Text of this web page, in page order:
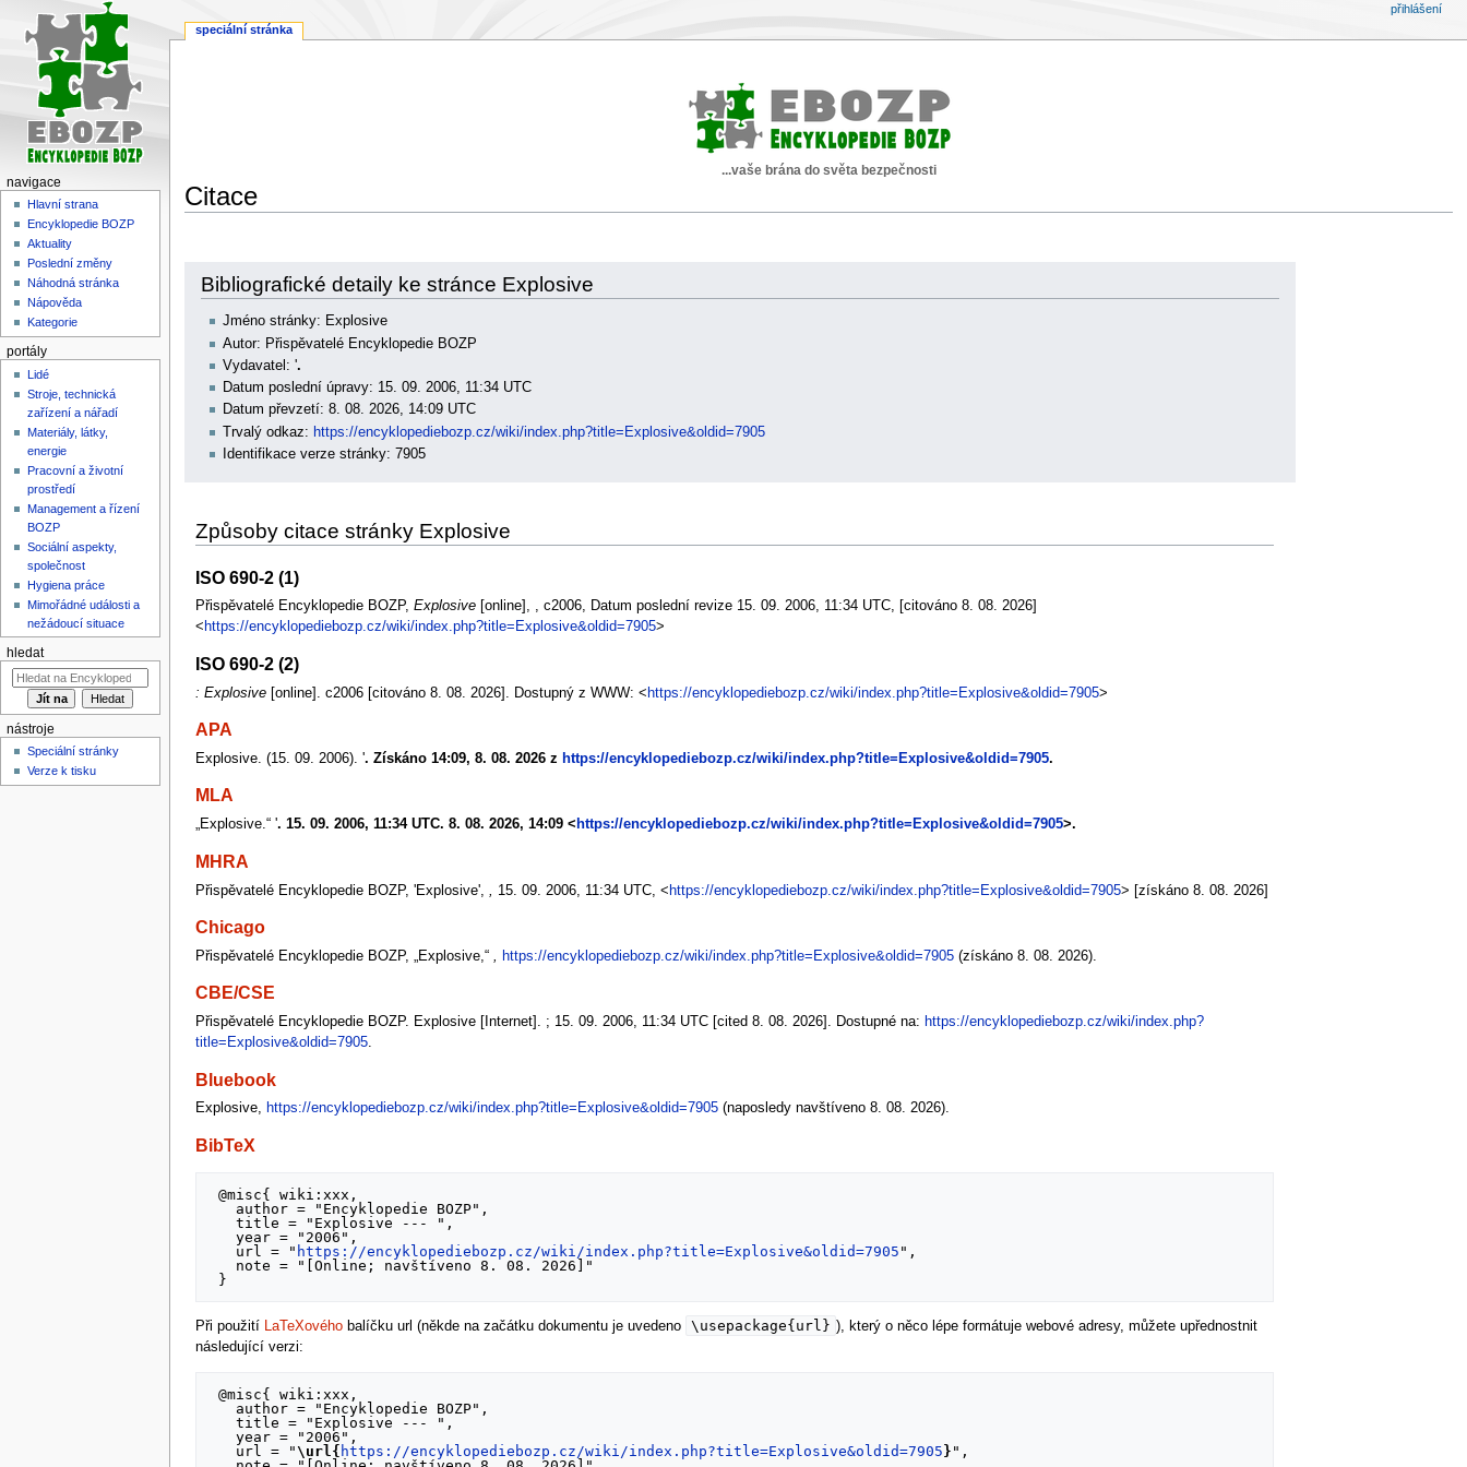
...vaše brána do světa bezpečnosti
Citace
navigaci
vyhledávání
Bibliografické detaily ke stránce Explosive
Jméno stránky: Explosive
Autor: Přispěvatelé Encyklopedie BOZP
Vydavatel: '.
Datum poslední úpravy: 15. 09. 2006, 11:34 UTC
Datum převzetí: 8. 08. 2026, 14:09 UTC
Trvalý odkaz: https://encyklopediebozp.cz/wiki/index.php?title=Explosive&oldid=7905
Identifikace verze stránky: 7905
Způsoby citace stránky Explosive
ISO 690-2 (1)
Přispěvatelé Encyklopedie BOZP, Explosive[online], , c2006, Datum poslední revize 15. 09. 2006, 11:34 UTC, [citováno 8. 08. 2026]
< https://encyklopediebozp.cz/wiki/index.php?title=Explosive&oldid=7905>
ISO 690-2 (2)
: Explosive[online]. c2006 [citováno 8. 08. 2026]. Dostupný z WWW: < https://encyklopediebozp.cz/wiki/index.php?title=Explosive&oldid=7905>
APA
Explosive. (15. 09. 2006). '. Získáno 14:09, 8. 08. 2026 z https://encyklopediebozp.cz/wiki/index.php?title=Explosive&oldid=7905.
MLA
„Explosive.“ '. 15. 09. 2006, 11:34 UTC. 8. 08. 2026, 14:09 < https://encyklopediebozp.cz/wiki/index.php?title=Explosive&oldid=7905>.
MHRA
Přispěvatelé Encyklopedie BOZP, 'Explosive', 15. 09. 2006, 11:34 UTC, < https://encyklopediebozp.cz/wiki/index.php?title=Explosive&oldid=7905> [získáno 8. 08. 2026]
Chicago
Přispěvatelé Encyklopedie BOZP, „Explosive,“ , https://encyklopediebozp.cz/wiki/index.php?title=Explosive&oldid=7905(získáno 8. 08. 2026).
CBE/CSE
Přispěvatelé Encyklopedie BOZP. Explosive [Internet]. ; 15. 09. 2006, 11:34 UTC [cited 8. 08. 2026]. Dostupné na: https://encyklopediebozp.cz/wiki/index.php?
title=Explosive&oldid=7905.
Bluebook
Explosive, https://encyklopediebozp.cz/wiki/index.php?title=Explosive&oldid=7905(naposledy navštíveno 8. 08. 2026).
BibTeX
@misc{ wiki:xxx,
   title = "Explosive --- ",
   year = "2006",
   url = "
https://encyklopediebozp.cz/wiki/index.php?title=Explosive&oldid=7905 ",
Při použití LaTeXovéhobalíčku url (někde na začátku dokumentu je uvedeno \usepackage{url} ), který o něco lépe formátuje webové adresy, můžete upřednostnit
následující verzi:
@misc{ wiki:xxx,
   title = "Explosive --- ",
   year = "2006",
   url = "
\url{ https://encyklopediebozp.cz/wiki/index.php?title=Explosive&oldid=7905 } ",
speciální stránka
přihlášení
navigace
Hlavní strana
Encyklopedie BOZP
Aktuality
Poslední změny
Náhodná stránka
Nápověda
Kategorie
portály
Lidé
Stroje, technická
zařízení a nářadí
Materiály, látky,
energie
Pracovní a životní
prostředí
Management a řízení
BOZP
Sociální aspekty,
společnost
Hygiena práce
Mimořádné události a
nežádoucí situace
hledat
nástroje
Speciální stránky
Verze k tisku